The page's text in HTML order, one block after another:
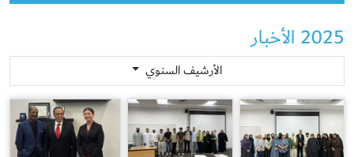
2025 الأخبار
الأرشيف السنوي